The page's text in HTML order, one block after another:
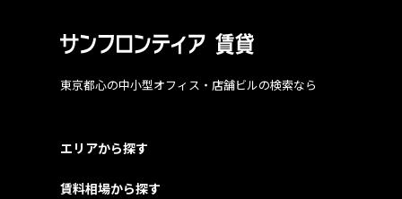
東京都心の中小型オフィス・店舗ビルの検索なら
エリアから探す
賃料相場から探す